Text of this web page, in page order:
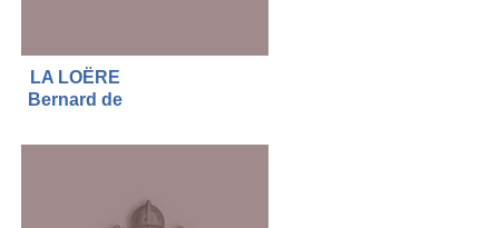
LA LOËRE
Bernard de